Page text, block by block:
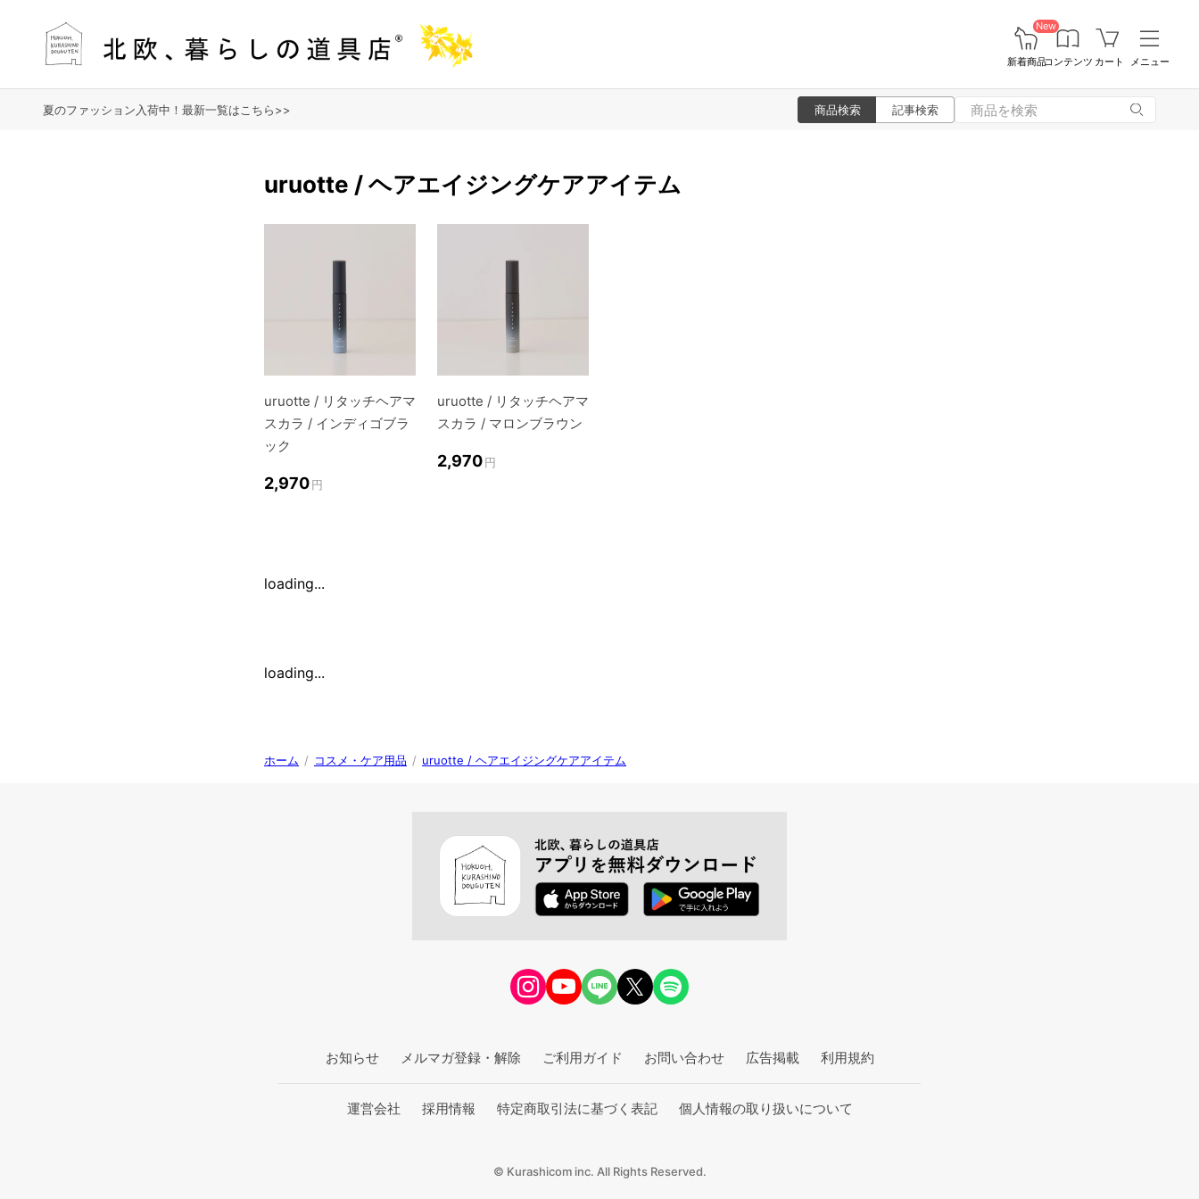
New
新着商品コンテンツ カート メニュー
夏のファッション入荷中！最新一覧はこちら>> 商品検索 記事検索
uruotte / ヘアエイジングケアアイテム
uruotte / リタッチヘアマ
スカラ / インディゴブラ
ック
2,970円
uruotte / リタッチヘアマ
スカラ / マロンブラウン
2,970円
loading...
loading...
ホーム / コスメ・ケア用品 / uruotte / ヘアエイジングケアアイテム
お知らせ メルマガ登録・解除 ご利用ガイド お問い合わせ 広告掲載 利用規約
運営会社 採用情報 特定商取引法に基づく表記 個人情報の取り扱いについて
© Kurashicom inc. All Rights Reserved.